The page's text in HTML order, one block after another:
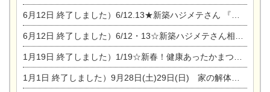
6月12日 終了しました）6/12.13★新築ハジメテさん 『木の家 現場体感見学会』
6月12日 終了しました）6/12・13☆新築ハジメテさん相談会『今ある土地に家を建てる際の注意点』
1月19日 終了しました）1/19☆新春！健康あったかまつり＆増改築リフォームまつり
1月1日 終了しました）9月28日(土)29日(日) 家の解体なんでも相談会